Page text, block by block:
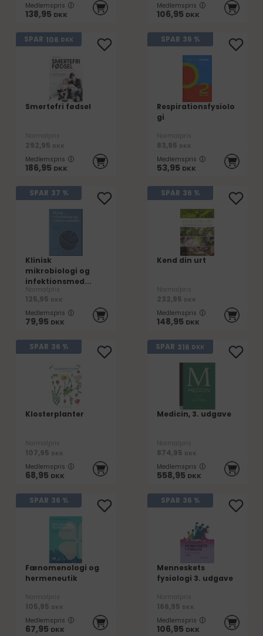
Medlemspris
138,95 DKK
Medlemspris
106,95 DKK
SPAR 106 DKK
Smertefri fødsel
Normalpris
292,95 DKK
Medlemspris
186,95 DKK
SPAR 36 %
Respirationsfysiolo
gi
Normalpris
83,95 DKK
Medlemspris
53,95 DKK
SPAR 37 %
Klinisk
mikrobiologi og
infektionsmed...
Normalpris
125,95 DKK
Medlemspris
79,95 DKK
SPAR 36 %
Kend din urt
Normalpris
232,95 DKK
Medlemspris
148,95 DKK
SPAR 36 %
Klosterplanter
Normalpris
107,95 DKK
Medlemspris
68,95 DKK
SPAR 316 DKK
Medicin, 3. udgave
Normalpris
874,95 DKK
Medlemspris
558,95 DKK
SPAR 36 %
Fænomenologi og
hermeneutik
Normalpris
105,95 DKK
Medlemspris
67,95 DKK
SPAR 36 %
Menneskets
fysiologi 3. udgave
Normalpris
166,95 DKK
Medlemspris
106,95 DKK